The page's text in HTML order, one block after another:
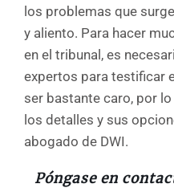
los problemas que
y aliento. Para hacer
en el tribunal, es
expertos para testificar
ser bastante caro, por
los detalles y sus
abogado de DWI.
Póngase en